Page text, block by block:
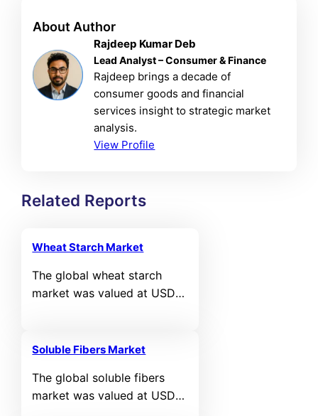
About Author
Rajdeep Kumar Deb
Lead Analyst – Consumer & Finance
Rajdeep brings a decade of
consumer goods and financial
services insight to strategic market
analysis.
View Profile
Related Reports
Wheat Starch Market
The global wheat starch
market was valued at USD
7,505.08 million by 2032,
annual growth rate (CAGR)
of 4.9% during the forecast
Soluble Fibers Market
The global soluble fibers
market was valued at USD